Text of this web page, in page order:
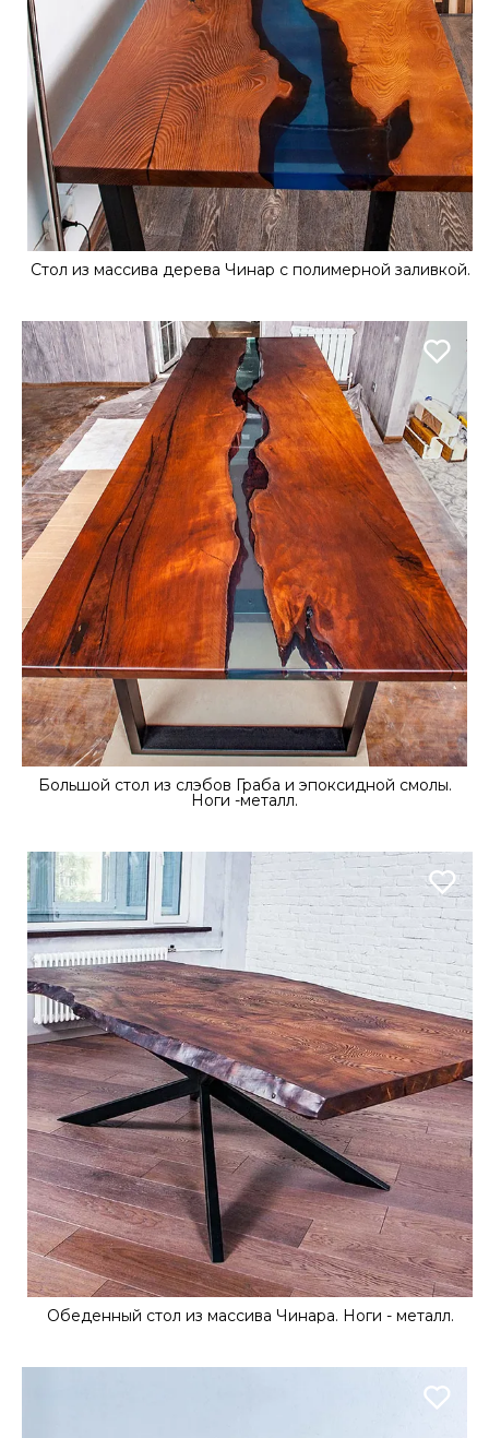
Стол из массива дерева Чинар с полимерной заливкой.
Большой стол из слэбов Граба и эпоксидной смолы.
Ноги -металл.
Обеденный стол из массива Чинара. Ноги - металл.